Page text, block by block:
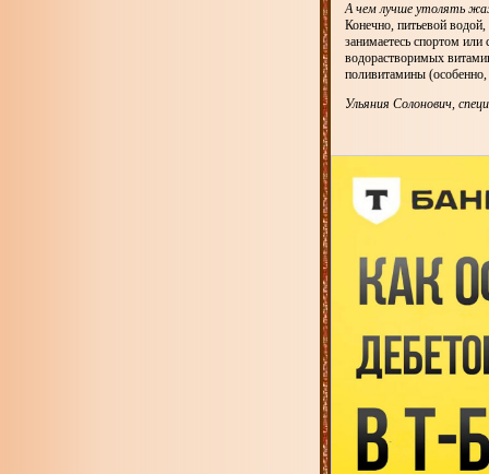
А чем лучше утолять
Конечно, питьевой
занимаетесь спортом
водорастворимых
поливитамины
Ульяния Солонович,